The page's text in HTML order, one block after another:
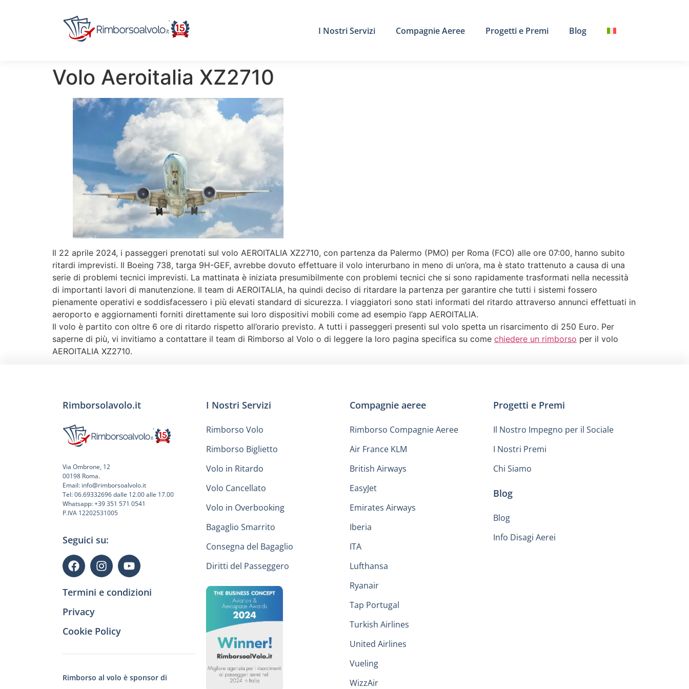
I Nostri Servizi Compagnie Aeree Progetti e Premi Blog
Volo Aeroitalia XZ2710
Il 22 aprile 2024, i passeggeri prenotati sul volo AEROITALIA XZ2710, con partenza da Palermo (PMO) per Roma (FCO) alle ore 07:00, hanno subito
ritardi imprevisti. Il Boeing 738, targa 9H-GEF, avrebbe dovuto effettuare il volo interurbano in meno di un’ora, ma è stato trattenuto a causa di una
serie di problemi tecnici imprevisti. La mattinata è iniziata presumibilmente con problemi tecnici che si sono rapidamente trasformati nella necessità
di importanti lavori di manutenzione. Il team di AEROITALIA, ha quindi deciso di ritardare la partenza per garantire che tutti i sistemi fossero
pienamente operativi e soddisfacessero i più elevati standard di sicurezza. I viaggiatori sono stati informati del ritardo attraverso annunci effettuati in
aeroporto e aggiornamenti forniti direttamente sui loro dispositivi mobili come ad esempio l’app AEROITALIA.
Il volo è partito con oltre 6 ore di ritardo rispetto all’orario previsto. A tutti i passeggeri presenti sul volo spetta un risarcimento di 250 Euro. Per
saperne di più, vi invitiamo a contattare il team di Rimborso al Volo o di leggere la loro pagina specifica su come chiedere un rimborso per il volo
AEROITALIA XZ2710.
Rimborsolavolo.it
Via Ombrone, 12
00198 Roma.
Email: info@rimborsoalvolo.it
Tel: 06.69332696 dalle 12.00 alle 17.00
Whatsapp: +39 351 571 0541
P.IVA 12202531005
Seguici su:
Termini e condizioni
Privacy
Cookie Policy
Rimborso al volo è sponsor di
I Nostri Servizi
Rimborso Volo
Rimborso Biglietto
Volo in Ritardo
Volo Cancellato
Volo in Overbooking
Bagaglio Smarrito
Consegna del Bagaglio
Diritti del Passeggero
Compagnie aeree
Rimborso Compagnie Aeree
Air France KLM
British Airways
EasyJet
Emirates Airways
Iberia
ITA
Lufthansa
Ryanair
Tap Portugal
Turkish Airlines
United Airlines
Vueling
WizzAir
Progetti e Premi
Il Nostro Impegno per il Sociale
I Nostri Premi
Chi Siamo
Blog
Blog
Info Disagi Aerei